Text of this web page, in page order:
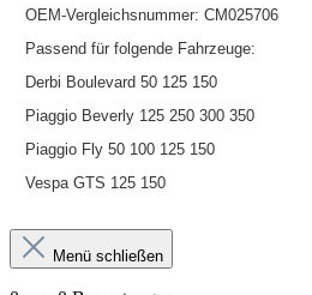
OEM-Vergleichsnummer: CM025706
Passend für folgende Fahrzeuge:
Derbi Boulevard 50 125 150
Piaggio Beverly 125 250 300 350
Piaggio Fly 50 100 125 150
Vespa GTS 125 150
Menü schließen